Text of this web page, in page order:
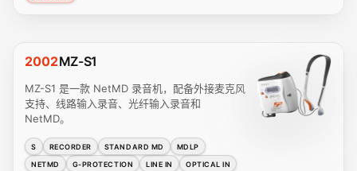
2002MZ-S1
MZ-S1 是一款 NetMD 录音机，配备外接麦克风
支持、线路输入录音、光纤输入录音和
NetMD。
S RECORDER STANDARD MD
MDLP
NETMD
G-PROTECTION LINE IN
OPTICAL IN